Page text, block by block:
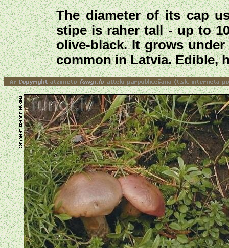
The diameter of its cap
stipe is raher tall - up to
olive-black. It grows
common in Latvia. Edible,